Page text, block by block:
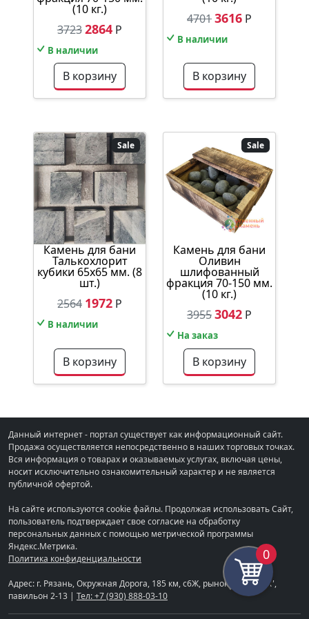
(10 кг.)
37232864 Р
В наличии
В корзину
47013616 Р
В наличии
В корзину
Sale
Камень для бани
Талькохлорит
кубики 65х65 мм. (8
шт.)
2564 1972 Р
В наличии
В корзину
Sale
Камень для бани
Оливин
шлифованный
фракция 70-150 мм.
(10 кг.)
39553042 Р
На заказ
В корзину
Данный интернет - портал существует как информационный сайт.
Продажа осуществляется непосредственно в наших торговых точках.
Вся информация о товарах и оказываемых услугах, включая цены,
носит исключительно ознакомительный характер и не является
публичной офертой.
На сайте используются cookie файлы. Продолжая использовать Сайт,
пользователь подтверждает свое согласие на обработку
персональных данных с помощью метрической программы
Яндекс.Метрика.
Политика конфиденциальности
Адрес: г. Рязань, Окружная Дорога, 185 км, с6Ж, рынок "СТРОЙКА",
павильон 2-13 | Тел: +7 (930) 888-03-10
0